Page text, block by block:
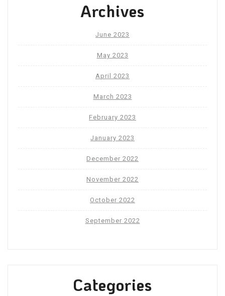
Archives
June 2023
May 2023
April 2023
March 2023
February 2023
January 2023
December 2022
November 2022
October 2022
September 2022
Categories